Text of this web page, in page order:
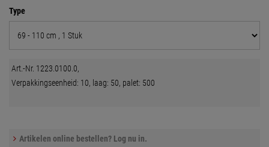
Type
Art.-Nr. 1223.0100.0,
Verpakkingseenheid: 10, laag: 50, palet: 500
Artikelen online bestellen? Log nu in.